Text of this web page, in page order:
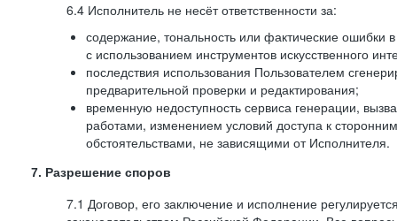
6.4 Исполнитель не несёт ответственности за:
содержание, тональность или фактические ошибки
с использованием инструментов искусственного
последствия использования Пользователем
предварительной проверки и редактирования;
временную недоступность сервиса генерации,
работами, изменением условий доступа к
обстоятельствами, не зависящими от Исполнителя.
7. Разрешение споров
7.1 Договор, его заключение и исполнение